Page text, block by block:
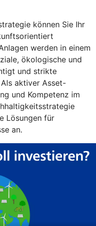
können Sie Ihr
werden in einem
ökologische und
und strikte
aktiver Asset-
und Kompetenz im
Lösungen für
an.